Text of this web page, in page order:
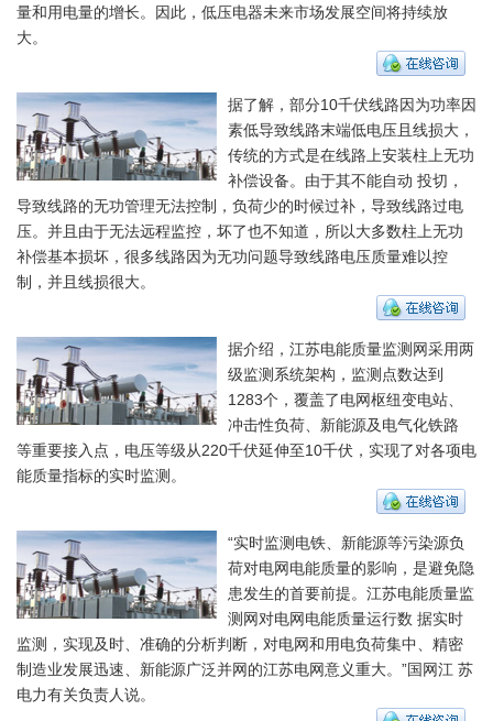
量和用电量的增长。因此，低压电器未来市场发展空间将持续放
大。
据了解，部分10千伏线路因为功率因
素低导致线路末端低电压且线损大，
传统的方式是在线路上安装柱上无功
补偿设备。由于其不能自动 投切，
导致线路的无功管理无法控制，负荷少的时候过补，导致线路过电
压。并且由于无法远程监控，坏了也不知道，所以大多数柱上无功
补偿基本损坏，很多线路因为无功问题导致线路电压质量难以控
制，并且线损很大。
据介绍，江苏电能质量监测网采用两
级监测系统架构，监测点数达到
1283个，覆盖了电网枢纽变电站、
冲击性负荷、新能源及电气化铁路
等重要接入点，电压等级从220千伏延伸至10千伏，实现了对各项电
能质量指标的实时监测。
“实时监测电铁、新能源等污染源负
荷对电网电能质量的影响，是避免隐
患发生的首要前提。江苏电能质量监
测网对电网电能质量运行数 据实时
监测，实现及时、准确的分析判断，对电网和用电负荷集中、精密
制造业发展迅速、新能源广泛并网的江苏电网意义重大。”国网江 苏
电力有关负责人说。